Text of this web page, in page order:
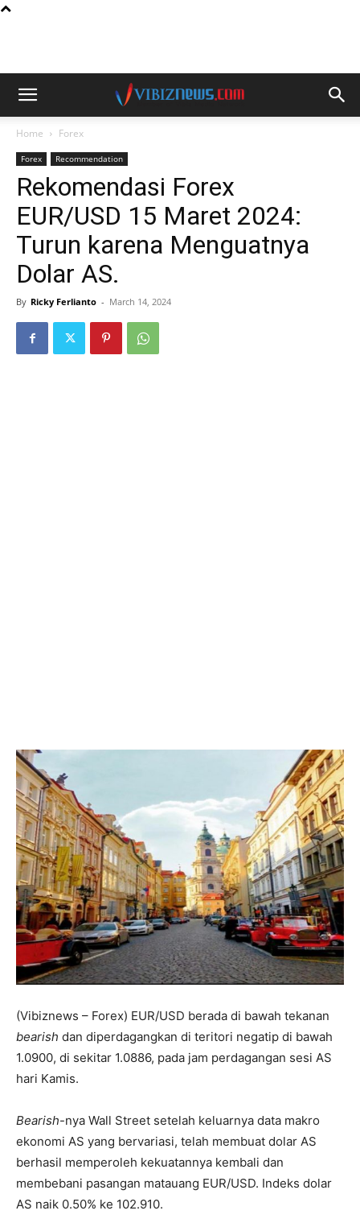
Home Forex
Forex Recommendation
Rekomendasi Forex
EUR/USD 15 Maret 2024:
Turun karena Menguatnya
Dolar AS.
By Ricky Ferlianto - March 14, 2024
(Vibiznews – Forex) EUR/USD berada di bawah tekanan
bearish dan diperdagangkan di teritori negatip di bawah
1.0900, di sekitar 1.0886, pada jam perdagangan sesi AS
hari Kamis.
Bearish-nya Wall Street setelah keluarnya data makro
ekonomi AS yang bervariasi, telah membuat dolar AS
berhasil memperoleh kekuatannya kembali dan
membebani pasangan matauang EUR/USD. Indeks dolar
AS naik 0.50% ke 102.910.